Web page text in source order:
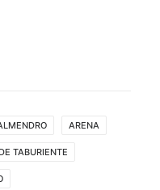
ARENA
TABURIENTE